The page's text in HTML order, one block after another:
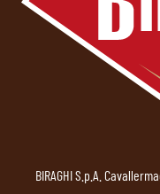
BIRAGHI S.p.A.